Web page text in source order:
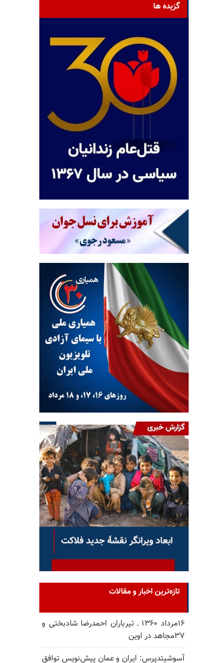
گزیده ها
تازه‌ترین اخبار و مقالات
۱۶مرداد ۱۳۶۰ ـ تیرباران احمدرضا شادبختی و
۳۷مجاهد در اوین
آسوشیتدپرس: ایران و عمان پیش‌نویس توافق